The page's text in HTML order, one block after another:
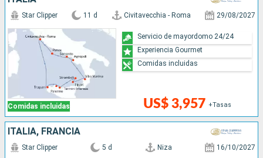
Comidas incluidas
Star Clipper 11 d Civitavecchia - Roma 29/08/2027
US$ 3,957 +Tasas
Servicio de mayordomo 24/24
Experiencia Gourmet
Comidas incluidas
ITALIA, FRANCIA
Star Clipper 5 d Niza 16/10/2027